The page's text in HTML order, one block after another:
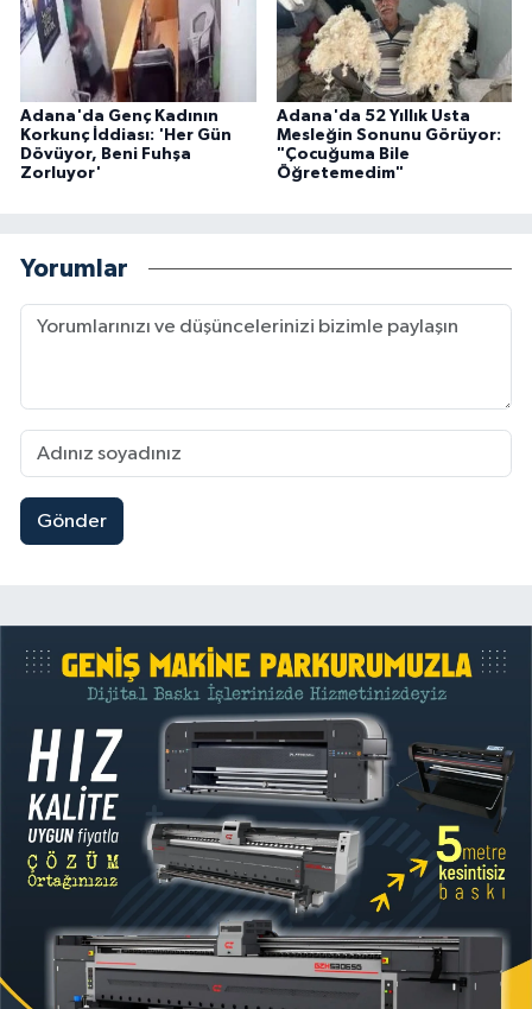
Adana'da Genç Kadının
Korkunç İddiası: 'Her Gün
Dövüyor, Beni Fuhşa
Zorluyor'
Adana'da 52 Yıllık Usta
Mesleğin Sonunu Görüyor:
"Çocuğuma Bile
Öğretemedim"
Yorumlar
Gönder